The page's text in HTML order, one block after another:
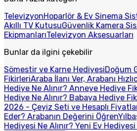
TelevizyonHoparlör & Ev Sinema
Akıllı TV KutusuGüvenlik Kamera
EkipmanlarıTelevizyon Aksesuarları
Bunlar da ilgini çekebilir
Sömestir ve Karne HediyesiDoğum
FikirleriAraba İlanı Ver, Arabanı
Hediye Ne Alınır? Anneye Hediye
Hediye Ne Alınır? Babaya Hediye
2026 - Çeyiz Seti ve Hesaplı
Eder? Arabanın Değerini Öğren
Hediyesi Ne Alınır? Yeni Ev